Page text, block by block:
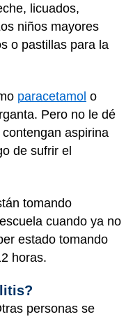
licuados,
niños mayores
o pastillas para la
paracetamol o
Pero no le dé
aspirina
de sufrir el
tomando
cuando ya no
estado tomando
horas.
personas se